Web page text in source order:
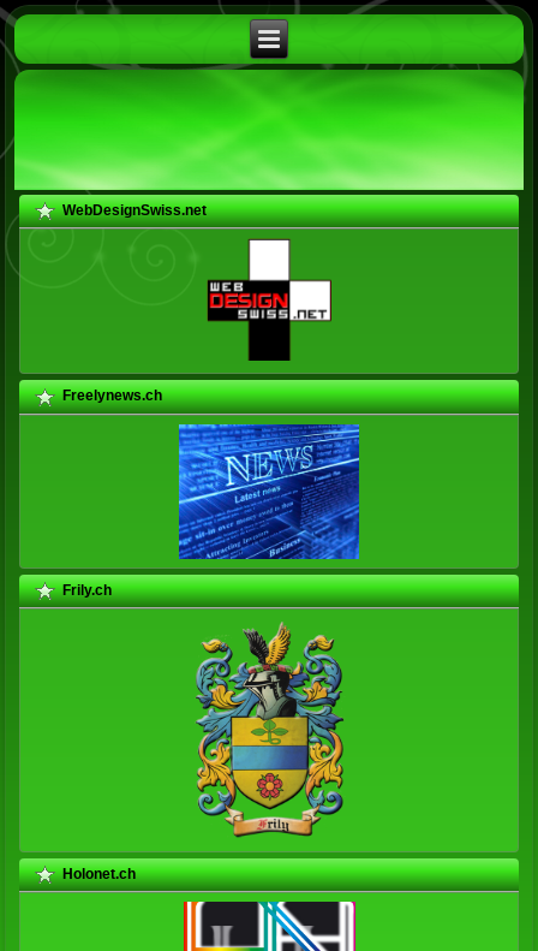
WebDesignSwiss.net
Freelynews.ch
Frily.ch
Holonet.ch